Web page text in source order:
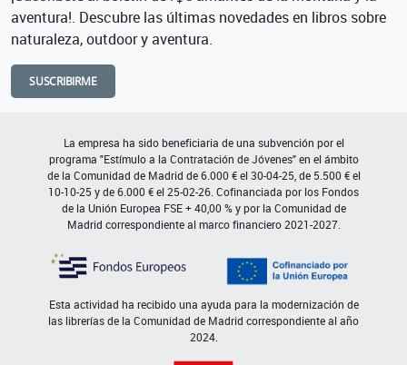
aventura!. Descubre las últimas novedades en libros sobre
naturaleza, outdoor y aventura.
SUSCRIBIRME
La empresa ha sido beneficiaria de una subvención por el
programa "Estímulo a la Contratación de Jóvenes" en el ámbito
de la Comunidad de Madrid de 6.000 € el 30-04-25, de 5.500 € el
10-10-25 y de 6.000 € el 25-02-26. Cofinanciada por los Fondos
de la Unión Europea FSE + 40,00 % y por la Comunidad de
Madrid correspondiente al marco financiero 2021-2027.
Esta actividad ha recibido una ayuda para la modernización de
las librerías de la Comunidad de Madrid correspondiente al año
2024.